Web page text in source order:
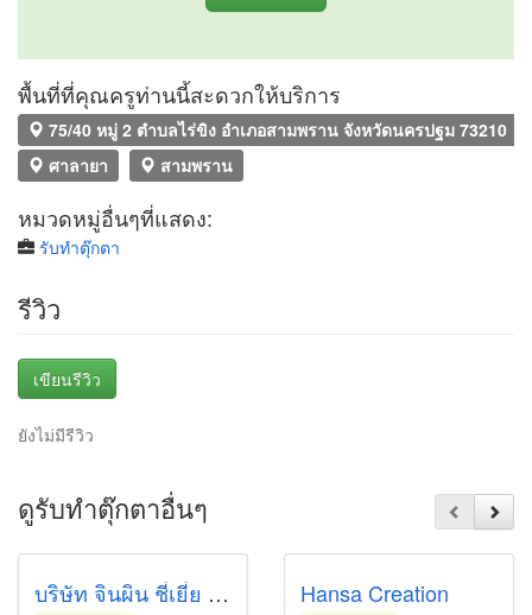
พื้นที่ที่คุณครูท่านนี้สะดวกให้บริการ
75/40 หมู่ 2 ตำบลไร่ขิง อำเภอสามพราน จังหวัดนครปฐม 73210
ศาลายา
สามพราน
หมวดหมู่อื่นๆที่แสดง:
รับทำตุ๊กตา
รีวิว
เขียนรีวิว
ยังไม่มีรีวิว
ดูรับทำตุ๊กตาอื่นๆ
บริษัท จินผิน ชี่เยี่ย จำกัด Hansa Creation